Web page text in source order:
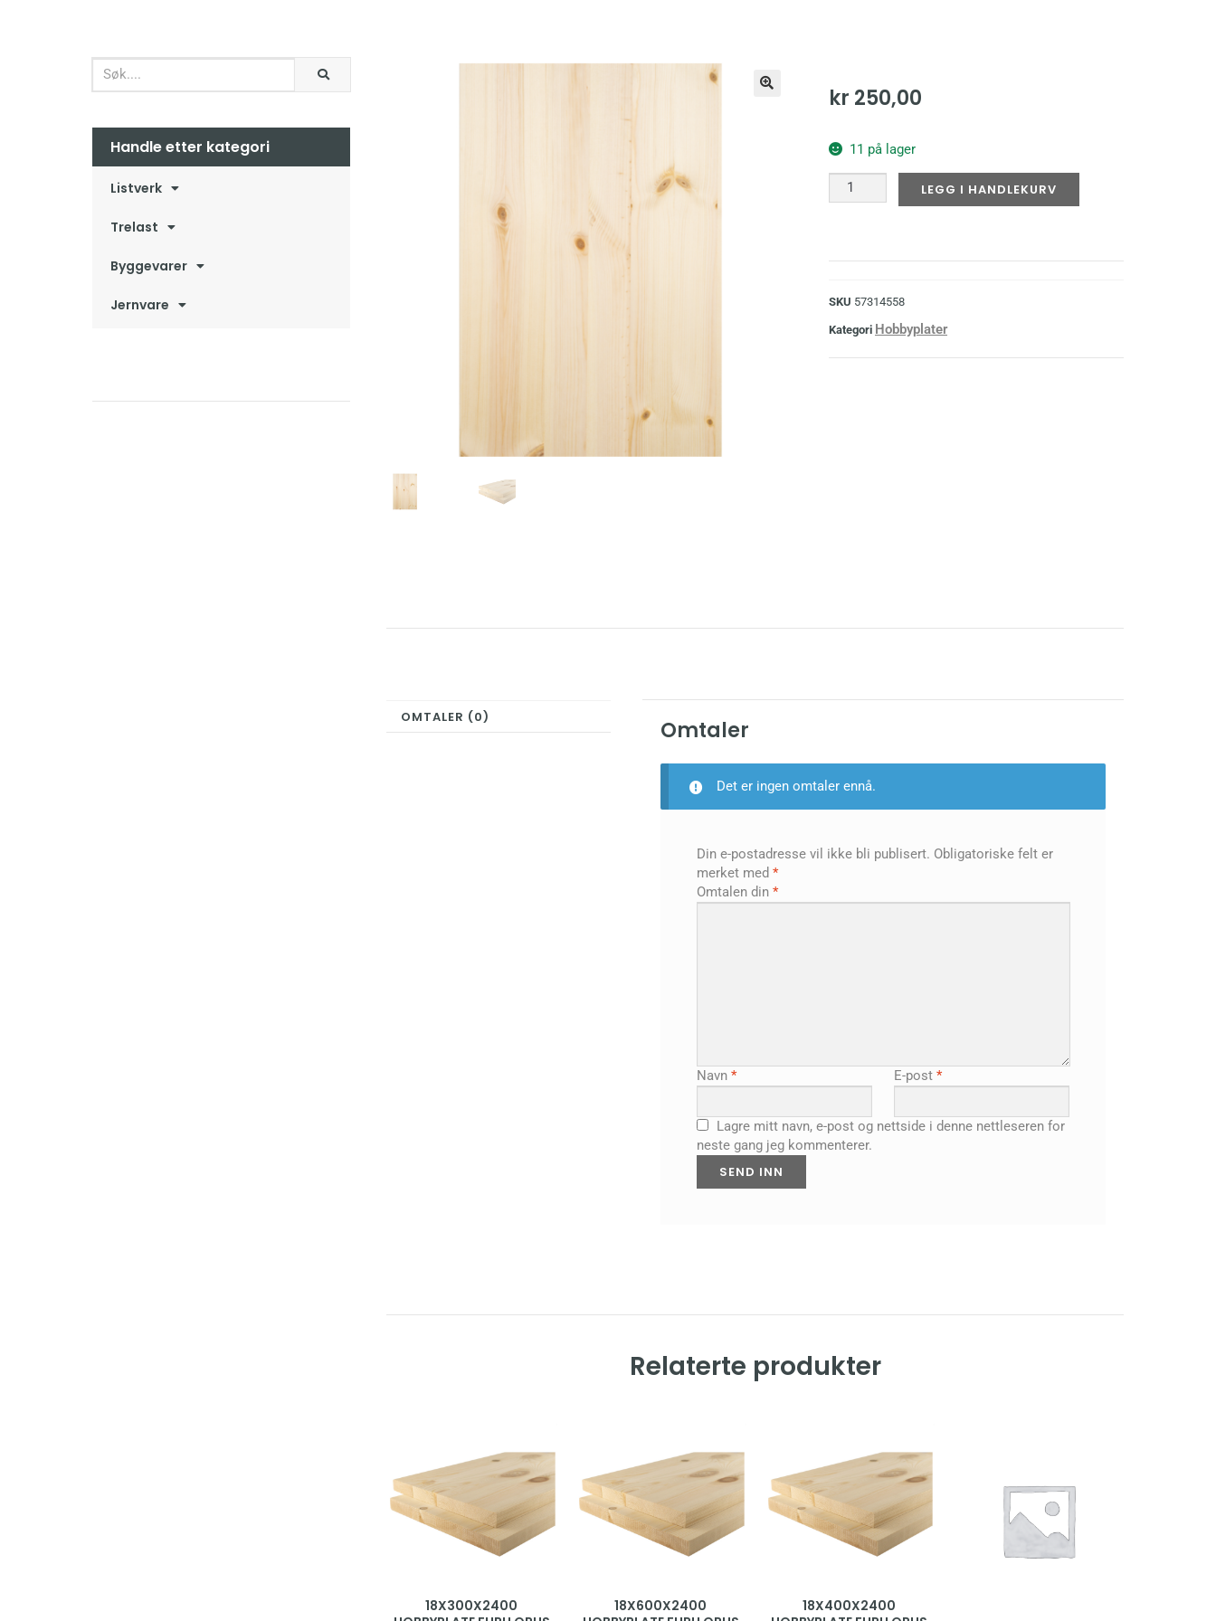
Handle etter kategori
Listverk
Trelast
Byggevarer
Jernvare
kr 250,00
11 på lager
LEGG I HANDLEKURV
SKU 57314558
Kategori Hobbyplater
OMTALER (0)
Omtaler
Det er ingen omtaler ennå.
Din e-postadresse vil ikke bli publisert. Obligatoriske felt er
merket med *
Omtalen din *
Navn * E-post*
Lagre mitt navn, e-post og nettside i denne nettleseren for
neste gang jeg kommenterer.
Relaterte produkter
18X300X2400
18X600X2400
18X400X2400